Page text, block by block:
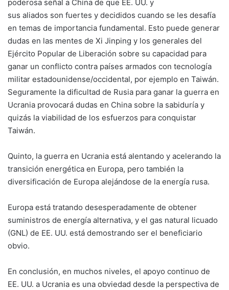
poderosa señal a China de que EE. UU. y
sus aliados son fuertes y decididos cuando se les desafía
en temas de importancia fundamental. Esto puede generar
dudas en las mentes de Xi Jinping y los generales del
Ejército Popular de Liberación sobre su capacidad para
ganar un conflicto contra países armados con tecnología
militar estadounidense/occidental, por ejemplo en Taiwán.
Seguramente la dificultad de Rusia para ganar la guerra en
Ucrania provocará dudas en China sobre la sabiduría y
quizás la viabilidad de los esfuerzos para conquistar
Taiwán.
Quinto, la guerra en Ucrania está alentando y acelerando la
transición energética en Europa, pero también la
diversificación de Europa alejándose de la energía rusa.
Europa está tratando desesperadamente de obtener
suministros de energía alternativa, y el gas natural licuado
(GNL) de EE. UU. está demostrando ser el beneficiario
obvio.
En conclusión, en muchos niveles, el apoyo continuo de
EE. UU. a Ucrania es una obviedad desde la perspectiva de